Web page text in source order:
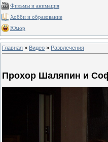
Фильмы и анимация
Хобби и образование
Юмор
Главная » Видео » Развлечения
Прохор Шаляпин и